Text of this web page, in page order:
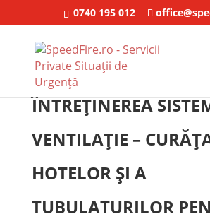
0740 195 012
ÎNTREȚINEREA
VENTILAȚIE –
HOTELOR ȘI A
TUBULATURILOR